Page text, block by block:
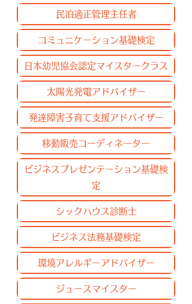
民泊適正管理主任者
コミュニケーション基礎検定
日本幼児協会認定マイスタークラス
太陽光発電アドバイザー
発達障害子育て支援アドバイザー
移動販売コーディネーター
ビジネスプレゼンテーション基礎検
定
シックハウス診断士
ビジネス法務基礎検定
環境アレルギーアドバイザー
ジュースマイスター